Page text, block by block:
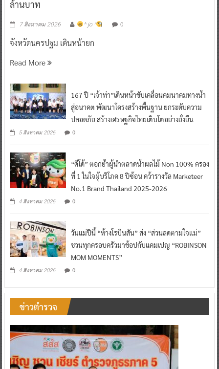
ล้านบาท
7 สิงหาคม 2026 ^ jo ^ 0
จังหวัดนครปฐม เดินหน้ายก
Read More
167 ปี “เจ้าท่า”เดินหน้าขับเคลื่อนคมนาคมทางน้ำ
สู่อนาคต พัฒนาโครงสร้างพื้นฐาน ยกระดับความ
ปลอดภัย สร้างเศรษฐกิจไทยเติบโตอย่างยั่งยืน
5 สิงหาคม 2026 0
“ดีโด้” ตอกย้ำผู้นำตลาดน้ำผลไม้ Non 100% ครอง
ที่ 1 ในใจผู้บริโภค 8 ปีซ้อน คว้ารางวัล Marketeer
No.1 Brand Thailand 2025-2026
4 สิงหาคม 2026 0
วันแม่ปีนี้ “ห้างโรบินสัน” ส่ง “ส่วนลดตามใจแม่”
ชวนทุกครอบครัวมาช้อปกับแคมเปญ “ROBINSON
MOM MOMENTS”
4 สิงหาคม 2026 0
ข่าวตำรวจ